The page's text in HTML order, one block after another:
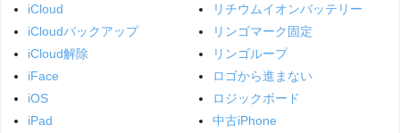
iCloud
iCloudバックアップ
iCloud解除
iFace
iOS
iPad
リチウムイオンバッテリー
リンゴマーク固定
リンゴループ
ロゴから進まない
ロジックボード
中古iPhone